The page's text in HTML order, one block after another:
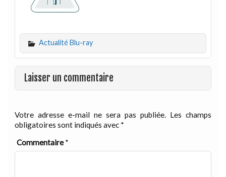
Actualité Blu-ray
Laisser un commentaire
Votre adresse e-mail ne sera pas publiée.
Les champs
obligatoires sont indiqués avec *
Commentaire*